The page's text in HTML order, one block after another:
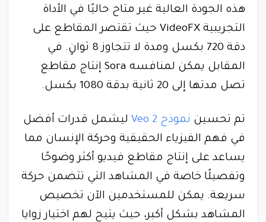
هذه الجودة العالية غير متاح حاليًا في الأداة
التجريبية VideoFX حيث تقتصر المقاطع على
دقة 720 بكسل ومدة لا تتجاوز 8 ثوانٍ. في
المقابل يمكن لمنافسه Sora إنتاج مقاطع
تصل مدتها إلى 20 ثانية بدقة 1080 بكسل.
تم تحسين نموذج Veo 2
ليشمل قدرات أفضل
في فهم الفيزياء الحقيقية وحركة الإنسان مما
يساعد على إنتاج مقاطع فيديو أكثر وضوحًا
وتفصيلًا خاصة في المشاهد التي تتضمن حركة
سريعة. يمكن للمستخدمين الآن تخصيص
المشاهد بشكل أكبر، حيث يتيح لهم اختيار زوايا